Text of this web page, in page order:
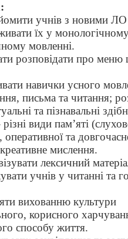
учнів з новими
їх у
мовленні.
розповідати про меню
навички усного
письма та читання;
та пізнавальні
види пам’яті
оперативної та
мислення.
лексичний
учнів у читанні та
вихованню культури
корисного
способу життя.